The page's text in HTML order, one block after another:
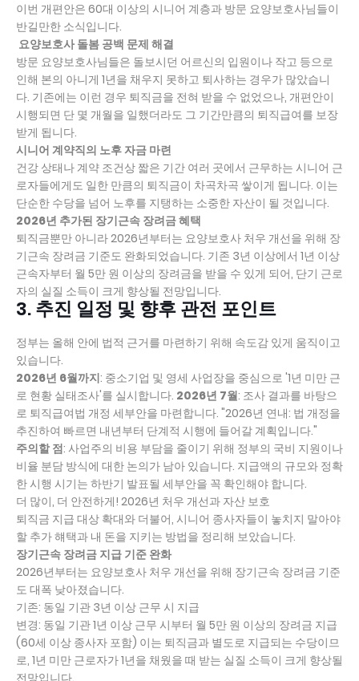
이번 개편안은 60대 이상의 시니어 계층과 방문 요양보호사님들이
반길만한 소식입니다.
요양보호사 돌봄 공백 문제 해결
방문 요양보호사님들은 돌보시던 어르신의 입원이나 작고 등으로
인해 본의 아니게 1년을 채우지 못하고 퇴사하는 경우가 많았습니
다. 기존에는 이런 경우 퇴직금을 전혀 받을 수 없었으나, 개편안이
시행되면 단 몇 개월을 일했더라도 그 기간만큼의 퇴직급여를 보장
받게 됩니다.
시니어 계약직의 노후 자금 마련
건강 상태나 계약 조건상 짧은 기간 여러 곳에서 근무하는 시니어 근
로자들에게도 일한 만큼의 퇴직금이 차곡차곡 쌓이게 됩니다. 이는
단순한 수당을 넘어 노후를 지탱하는 소중한 자산이 될 것입니다.
2026년 추가된 장기근속 장려금 혜택
퇴직금뿐만 아니라 2026년부터는 요양보호사 처우 개선을 위해 장
기근속 장려금 기준도 완화되었습니다. 기존 3년 이상에서 1년 이상
근속자부터 월 5만 원 이상의 장려금을 받을 수 있게 되어, 단기 근로
자의 실질 소득이 크게 향상될 전망입니다.
3. 추진 일정 및 향후 관전 포인트
정부는 올해 안에 법적 근거를 마련하기 위해 속도감 있게 움직이고
있습니다.
2026년 6월까지: 중소기업 및 영세 사업장을 중심으로 '1년 미만 근
로 현황 실태조사'를 실시합니다. 2026년 7월: 조사 결과를 바탕으
로 퇴직급여법 개정 세부안을 마련합니다. "2026년 연내: 법 개정을
추진하여 빠르면 내년부터 단계적 시행에 들어갈 계획입니다."
주의할 점: 사업주의 비용 부담을 줄이기 위해 정부의 국비 지원이나
비율 분담 방식에 대한 논의가 남아 있습니다. 지급액의 규모와 정확
한 시행 시기는 하반기 발표될 세부안을 꼭 확인해야 합니다.
더 많이, 더 안전하게! 2026년 처우 개선과 자산 보호
퇴직금 지급 대상 확대와 더불어, 시니어 종사자들이 놓치지 말아야
할 추가 햬택과 내 돈을 지키는 방법을 정리해 보았습니다.
장기근속 장려금 지급 기준 완화
2026년부터는 요양보호사 처우 개선을 위해 장기근속 장려금 기준
도 대폭 낮아졌습니다.
기존: 동일 기관 3년 이상 근무 시 지급
변경: 동일 기관 1년 이상 근무 시부터 월 5만 원 이상의 장려금 지급
(60세 이상 종사자 포함) 이는 퇴직금과 별도로 지급되는 수당이므
로, 1년 미만 근로자가 1년을 채웠을 때 받는 실질 소득이 크게 향상될